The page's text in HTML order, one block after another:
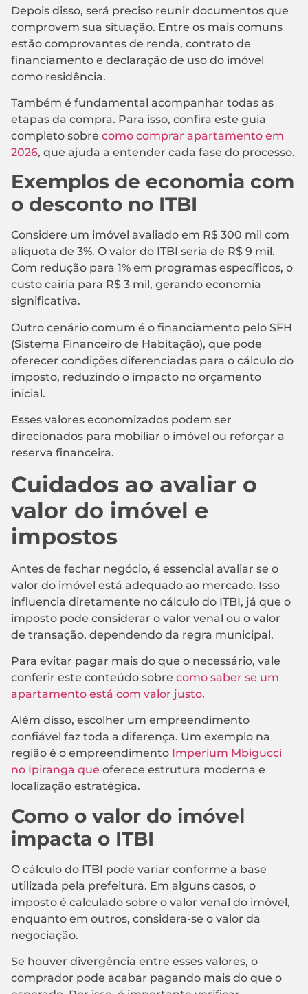
Depois disso, será preciso reunir documentos que
comprovem sua situação. Entre os mais comuns
estão comprovantes de renda, contrato de
financiamento e declaração de uso do imóvel
como residência.
Também é fundamental acompanhar todas as
etapas da compra. Para isso, confira este guia
completo sobre como comprar apartamento em
2026, que ajuda a entender cada fase do processo.
Exemplos de economia com
o desconto no ITBI
Considere um imóvel avaliado em R$ 300 mil com
alíquota de 3%. O valor do ITBI seria de R$ 9 mil.
Com redução para 1% em programas específicos, o
custo cairia para R$ 3 mil, gerando economia
significativa.
Outro cenário comum é o financiamento pelo SFH
(Sistema Financeiro de Habitação), que pode
oferecer condições diferenciadas para o cálculo do
imposto, reduzindo o impacto no orçamento
inicial.
Esses valores economizados podem ser
direcionados para mobiliar o imóvel ou reforçar a
reserva financeira.
Cuidados ao avaliar o
valor do imóvel e
impostos
Antes de fechar negócio, é essencial avaliar se o
valor do imóvel está adequado ao mercado. Isso
influencia diretamente no cálculo do ITBI, já que o
imposto pode considerar o valor venal ou o valor
de transação, dependendo da regra municipal.
Para evitar pagar mais do que o necessário, vale
conferir este conteúdo sobre como saber se um
apartamento está com valor justo.
Além disso, escolher um empreendimento
confiável faz toda a diferença. Um exemplo na
região é o empreendimento Imperium Mbigucci
no Ipiranga que oferece estrutura moderna e
localização estratégica.
Como o valor do imóvel
impacta o ITBI
O cálculo do ITBI pode variar conforme a base
utilizada pela prefeitura. Em alguns casos, o
imposto é calculado sobre o valor venal do imóvel,
enquanto em outros, considera-se o valor da
negociação.
Se houver divergência entre esses valores, o
comprador pode acabar pagando mais do que o